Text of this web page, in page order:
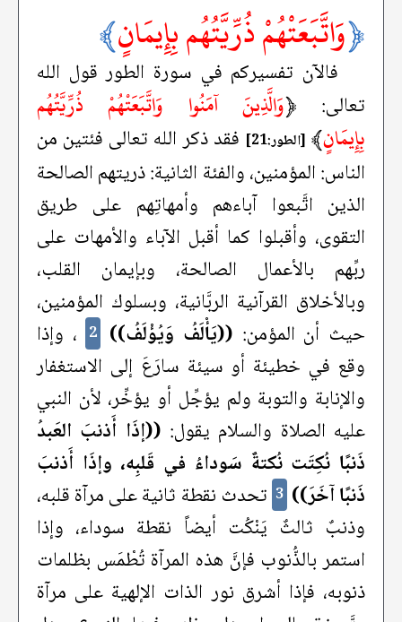
﴿وَاتَّبَعَتْهُمْ ذُرِّيَّتُهُم بِإِيمَانٍ﴾
فالآن تفسيركم في سورة الطور قول الله
تعالى: ﴿وَالَّذِينَ آمَنُوا وَاتَّبَعَتْهُمْ ذُرِّيَّتُهُم
بِإِيمَانٍ﴾ [الطور:21]
فقد ذكر الله تعالى فئتين من
الناس: المؤمنين، والفئة الثانية: ذريتهم الصالحة
الذين اتَّبعوا آباءهم وأمهاتِهم على طريق
التقوى، وأقبلوا كما أقبل الآباء والأمهات على
ربِّهم بالأعمال الصالحة، وبإيمان القلب،
وبالأخلاق القرآنية الربَّانية، وبسلوك المؤمنين،
حيث أن المؤمن: ((يَأْلَفُ وَيُؤْلَفُ)) 2 ، وإذا
وقع في خطيئة أو سيئة سارَعَ إلى الاستغفار
والإنابة والتوبة ولم يؤجِّل أو يؤخِّر، لأن النبي
عليه الصلاة والسلام يقول: ((إذَا أَذنبَ العَبدُ
ذَنبًا نُكِتَت نُكتةٌ سَوداءُ في قَلبِه، وإذَا أَذنبَ
ذَنبًا آخَرَ)) 3 تحدث نقطة ثانية على مرآة قلبه،
وذنبٌ ثالثٌ يَنْكُت أيضاً نقطة سوداء، وإذا
استمر بالذُّنوب فإنَّ هذه المرآة تُطْمَس بظلمات
ذنوبه، فإذا أشرق نور الذات الإلهية على مرآة